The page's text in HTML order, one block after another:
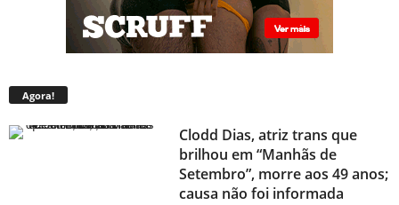
Agora!
Clodd Dias, atriz trans que
brilhou em “Manhãs de
Setembro”, morre aos 49 anos;
causa não foi informada